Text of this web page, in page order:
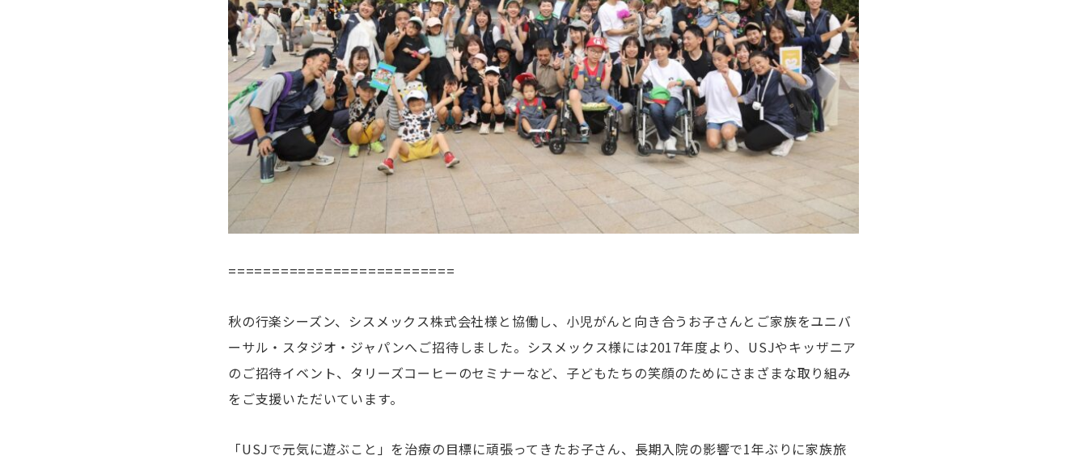
==========================
秋の行楽シーズン、シスメックス株式会社様と協働し、小児がんと向き合うお子さんとご家族をユニバ
ーサル・スタジオ・ジャパンへご招待しました。シスメックス様には2017年度より、USJやキッザニア
のご招待イベント、タリーズコーヒーのセミナーなど、子どもたちの笑顔のためにさまざまな取り組み
をご支援いただいています。
「USJで元気に遊ぶこと」を治療の目標に頑張ってきたお子さん、長期入院の影響で1年ぶりに家族旅